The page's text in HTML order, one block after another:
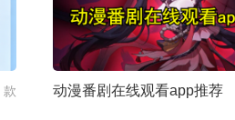
款 动漫番剧在线观看app推荐